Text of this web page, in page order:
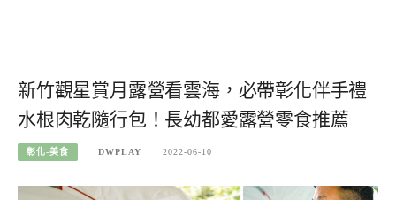
新竹觀星賞月露營看雲海，必帶彰化伴手禮
水根肉乾隨行包！長幼都愛露營零食推薦
彰化-美食 DWPLAY 2022-06-10